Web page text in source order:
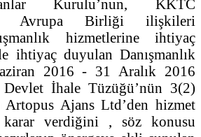
Kurulu’nun, KKTC
Avrupa Birliği ilişkileri
hizmetlerine ihtiyaç
ihtiyaç duyulan Danışmanlık
2016 - 31 Aralık 2016
Devlet İhale Tüzüğü’nün 3(2)
Artopus Ajans Ltd’den hizmet
karar verdiğini , söz konusu